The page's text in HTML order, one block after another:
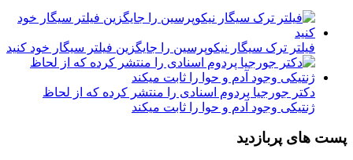
فیلتر ترک سیگار نیکوپرسین را جایگزین فیلتر سیگار خود کنید
دکتر جورجیا پردوم اسنادی را منتشر کرده که از لحاظ
ژنتیکی وجود آدم و حوا را ثابت میکند
پست های پربازدید